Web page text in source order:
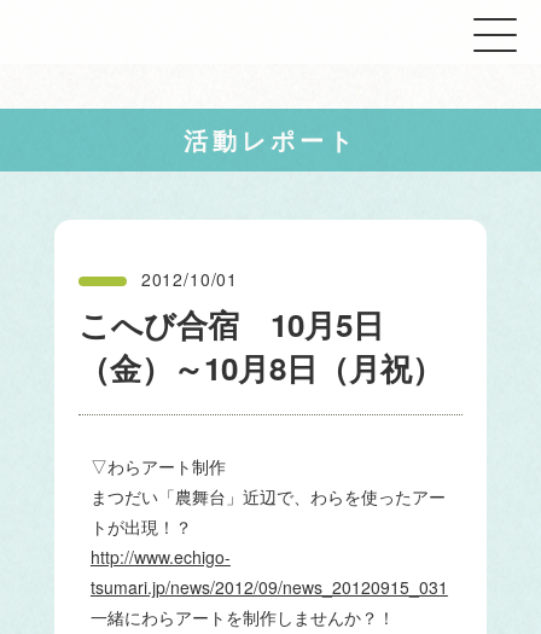
活動レポート
2012/10/01
こへび合宿 10月5日
（金）～10月8日（月祝）
▽わらアート制作
まつだい「農舞台」近辺で、わらを使ったアー
トが出現！？
http://www.echigo-
tsumari.jp/news/2012/09/news_20120915_031
一緒にわらアートを制作しませんか？！